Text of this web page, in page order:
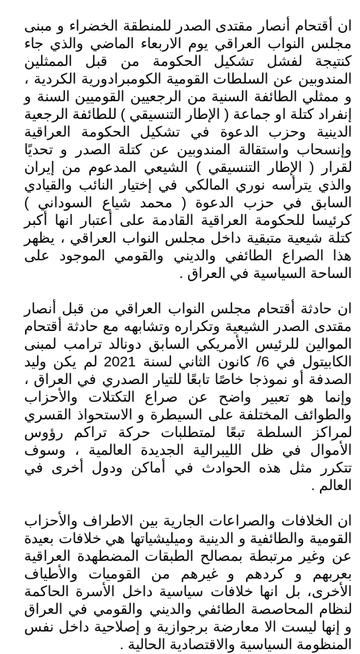
ان أقتحام أنصار مقتدى الصدر للمنطقة الخضراء و مبنى
مجلس النواب العراقي يوم الاربعاء الماضي والذي جاء
كنتيجة لفشل تشكيل الحكومة من قبل الممثلين
المندوبين عن السلطات القومية الكومبرادورية الكردية ،
و ممثلي الطائفة السنية من الرجعيين القوميين السنة و
إنفراد كتلة او جماعة ( الإطار التنسيقي ) للطائفة الرجعية
الدينية وحزب الدعوة في تشكيل الحكومة العراقية
وإنسحاب واستقالة المندوبين عن كتلة الصدر و تحديًا
لقرار ( الإطار التنسيقي ) الشيعي المدعوم من إيران
والذي يترأسه نوري المالكي في إختيار النائب والقيادي
السابق في حزب الدعوة ( محمد شياع السوداني )
كرئيسا للحكومة العراقية القادمة على أعتبار انها أكبر
كتلة شيعية متبقية داخل مجلس النواب العراقي ، يظهر
هذا الصراع الطائفي والديني والقومي الموجود على
الساحة السياسية في العراق .
ان حادثة أقتحام مجلس النواب العراقي من قبل أنصار
مقتدى الصدر الشيعية وتكراره وتشابهه مع حادثة أقتحام
الموالين للرئيس الأمريكي السابق دونالد ترامب لمبنى
الكابيتول في 6/ كانون الثاني لسنة 2021 لم يكن وليد
الصدفة أو نموذجا خاصًا تابعًا للتيار الصدري في العراق ،
وإنما هو تعبير واضح عن صراع التكتلات والأحزاب
والطوائف المختلفة على السيطرة و الاستحواذ القسري
لمراكز السلطة تبعًا لمتطلبات حركة تراكم رؤوس
الأموال في ظل الليبرالية الجديدة العالمية ، وسوف
تتكرر مثل هذه الحوادث في أماكن ودول أخرى في
العالم .
ان الخلافات والصراعات الجارية بين الاطراف والأحزاب
القومية والطائفية و الدينية وميليشياتها هي خلافات بعيدة
عن وغير مرتبطة بمصالح الطبقات المضطهدة العراقية
بعربهم و كردهم و غيرهم من القوميات والأطياف
الأخرى، بل انها خلافات سياسية داخل الأسرة الحاكمة
لنظام المحاصصة الطائفي والديني والقومي في العراق
و إنها ليست الا معارضة برجوازية و إصلاحية داخل نفس
المنظومة السياسية والاقتصادية الحالية .